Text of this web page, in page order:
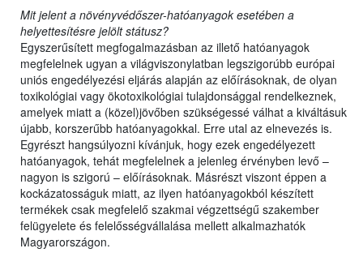
Mit jelent a növényvédőszer-hatóanyagok esetében a
helyettesítésre jelölt státusz?
Egyszerűsített megfogalmazásban az illető hatóanyagok
megfelelnek ugyan a világviszonylatban legszigorúbb európai
uniós engedélyezési eljárás alapján az előírásoknak, de olyan
toxikológiai vagy ökotoxikológiai tulajdonsággal rendelkeznek,
amelyek miatt a (közel)jövőben szükségessé válhat a kiváltásuk
újabb, korszerűbb hatóanyagokkal. Erre utal az elnevezés is.
Egyrészt hangsúlyozni kívánjuk, hogy ezek engedélyezett
hatóanyagok, tehát megfelelnek a jelenleg érvényben levő –
nagyon is szigorú – előírásoknak. Másrészt viszont éppen a
kockázatosságuk miatt, az ilyen hatóanyagokból készített
termékek csak megfelelő szakmai végzettségű szakember
felügyelete és felelősségvállalása mellett alkalmazhatók
Magyarországon.